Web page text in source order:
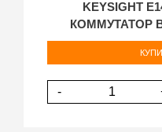
KEYSIGHT
КОММУТАТОР
-